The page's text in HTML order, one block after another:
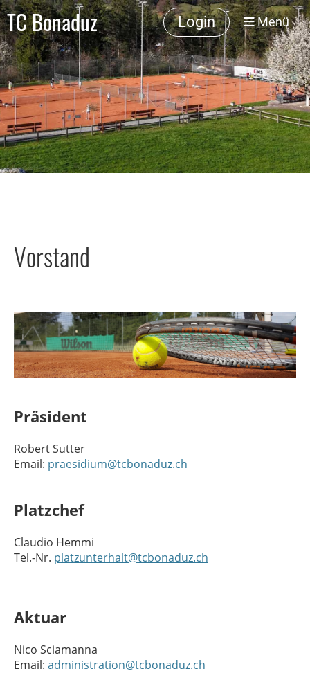
TC Bonaduz Login Menü
Vorstand
Präsident
Robert Sutter
Email: praesidium@tcbonaduz.ch
Platzchef
Claudio Hemmi
Tel.-Nr. platzunterhalt@tcbonaduz.ch
Aktuar
Nico Sciamanna
Email: administration@tcbonaduz.ch